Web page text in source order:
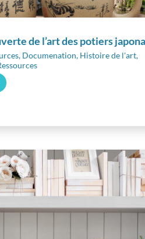
de l’art des potiers
, Documenation, Histoire de l'art,